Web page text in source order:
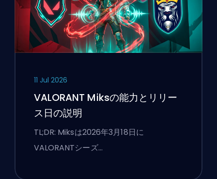
11 Jul 2026
VALORANT Miksの能力とリリー
ス日の説明
TL;DR: Miksは2026年3月18日に
VALORANTシーズ…